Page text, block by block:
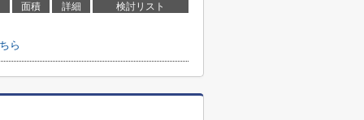
面積 詳細 検討リスト
ら